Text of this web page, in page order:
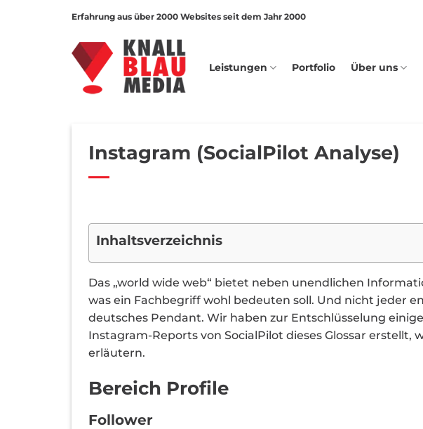
Erfahrung aus über 2000 Websites seit dem Jahr 2000
Leistungen Portfolio Über uns
Instagram (SocialPilot Analyse)
Inhaltsverzeichnis
Das „world wide web“ bietet neben unendlichen
was ein Fachbegriff wohl bedeuten soll. Und nicht jeder
deutsches Pendant. Wir haben zur Entschlüsselung
Instagram-Reports von SocialPilot dieses Glossar
erläutern.
Bereich Profile
Follower